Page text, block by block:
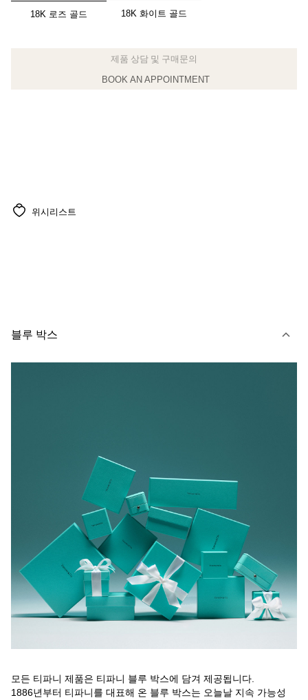
선택됨
18K 로즈 골드 18K 화이트 골드
클라이언트 어드바이저에게 문의하거나 예약하세요
위시리스트
블루 박스
모든 티파니 제품은 티파니 블루 박스에 담겨 제공됩니다.
1886년부터 티파니를 대표해 온 블루 박스는 오늘날 지속 가능성